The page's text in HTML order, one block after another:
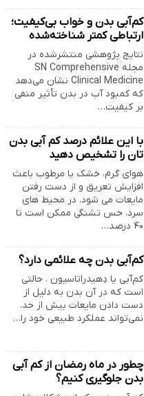
کم‌آبی بدن و خواب بی‌کیفیت؛
ارتباطی کمتر شناخته‌شده
نتایج پژوهشی منتشرشده در
مجله SN Comprehensive
Clinical Medicine نشان می‌دهد
که کمبود آب در بدن تأثیر منفی
بر کیفیت…
با این علائم درصد کم آبی بدن
تان را تشخیص دهید
هوای گرم، خشک یا مرطوب باعث
افزایش تعریق و از دست رفتن
مایعات می‌ شود. در محیط‌ های
سرد، حس تشنگی ممکن است تا
۴۰ درصد…
کم‌آبی بدن چه علائمی دارد؟
کم‌آبی یا دِهیدراتاسیون ، حالتی
است که در آن بدن به دلیل از
دست دادن مایعات بیش از حد،
نمی‌تواند عملکرد طبیعی خود را…
چطور در ماه رمضان از کم‌ آبی
بدن جلوگیری کنیم؟